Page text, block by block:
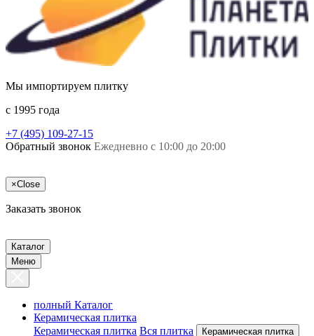
Мы импортируем плитку
c 1995 года
+7 (495) 109-27-15
Обратный звонок Ежедневно с 10:00 до 20:00
×Close
Заказать звонок
Каталог
Меню
полный Каталог
Керамическая плитка
Керамическая плитка Вся плитка Керамическая плитка